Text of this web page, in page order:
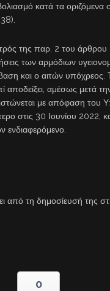
κατά τα οριζόμενα
της παρ. 2 του άρθρου 2
των αρμόδιων
και ο αιτών υπόχρεος.
αποδείξει, αμέσως μετά
με απόφαση του
στις 30 Ιουνίου 2022,
ενδιαφερόμενο.
από τη δημοσίευσή της
0